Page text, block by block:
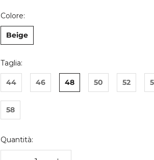
Colore:
Beige
Taglia:
44 46 48 50 52
58
Quantità: